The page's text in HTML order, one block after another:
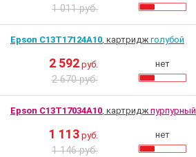
1 011 руб.
Epson C13T17124A10, картридж голубой
2 592 руб.
2 670 руб.
нет
Epson C13T17034A10, картридж пурпурный
1 113 руб.
1 146 руб.
нет